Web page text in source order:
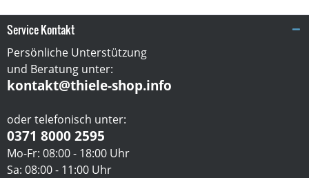
Service Kontakt
Persönliche Unterstützung
und Beratung unter:
kontakt@thiele-shop.info
oder telefonisch unter:
0371 8000 2595
Mo-Fr: 08:00 - 18:00 Uhr
Sa: 08:00 - 11:00 Uhr